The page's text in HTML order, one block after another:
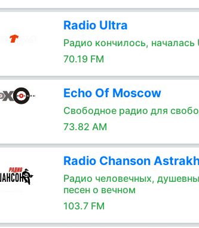
Radio Ultra
Радио кончилось, началась
70.19 FM
Echo Of Moscow
Свободное радио для
73.82 AM
Radio Chanson
Радио человечных,
песен о вечном
103.7 FM